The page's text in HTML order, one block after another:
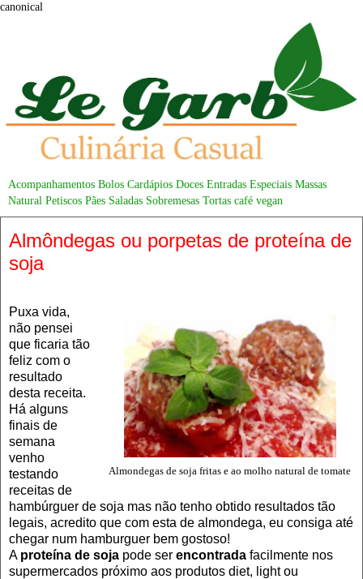
canonical
Acompanhamentos Bolos Cardápios Doces Entradas Especiais Massas
Natural Petiscos Pães Saladas Sobremesas Tortas café vegan
Almôndegas ou porpetas de proteína de
soja
Almondegas de soja fritas e ao molho natural de tomate
Puxa vida,
não pensei
que ficaria tão
feliz com o
resultado
desta receita.
Há alguns
finais de
semana
venho
testando
receitas de
hambúrguer de soja mas não tenho obtido resultados tão
legais, acredito que com esta de almondega, eu consiga até
chegar num hamburguer bem gostoso!
A proteína de soja pode ser encontrada facilmente nos
supermercados próximo aos produtos diet, light ou